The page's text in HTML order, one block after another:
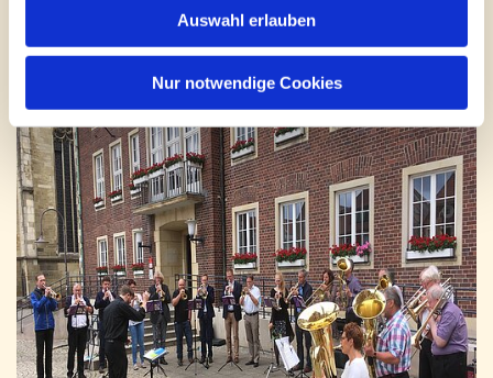
Auswahl erlauben
Nur notwendige Cookies